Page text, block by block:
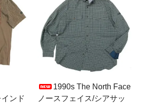
ンド
1990s The North Face
ノースフェイス/シアサッ